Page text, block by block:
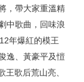
，帶大家重溫精
中歌曲，回味浪
年爆紅的模王
逸、黃豪平及愷
王歌后荒山亮、